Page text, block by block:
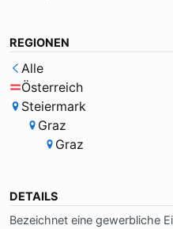
REGIONEN
Alle
Österreich
Steiermark
Graz
Graz
DETAILS
Be­zeich­net ei­ne ge­werb­li­che